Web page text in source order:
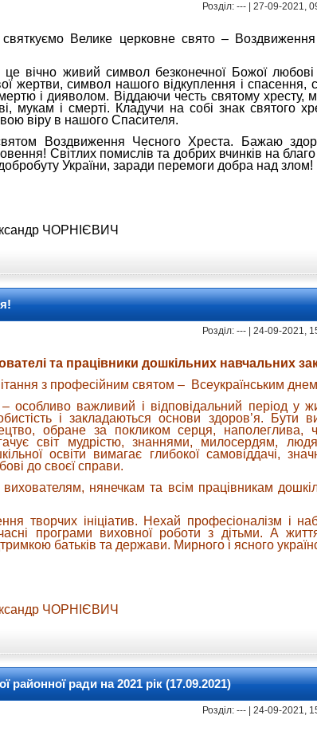
Розділ: --- | 27-09-2021,
Велике церковне свято –
вічно живий символ безконечної Божої
жертви, символ нашого відкуплення і спасення,
і дияволом. Віддаючи честь святому хресту,
мукам і смерті. Кладучи на собі знак святого
віру в нашого Спасителя.
Воздвиження Чесного Хреста. Бажаю
Світлих помислів та добрих вчинків на благо
України, заради перемоги добра над злом!
ЧОРНІЄВИЧ
Розділ: --- | 24-09-2021,
та працівники дошкільних навчальних
з професійним святом – Всеукраїнським
особливо важливий і відповідальний період у
і закладаються основи здоров’я. Бути
обране за покликом серця, наполеглива,
світ мудрістю, знаннями, милосердям,
освіти вимагає глибокої самовіддачі,
до своєї справи.
нянечкам та всім працівникам
творчих ініціатив. Нехай професіоналізм і
програми виховної роботи з дітьми. А
батьків та держави. Мирного і ясного
ЧОРНІЄВИЧ
ради на 2021 рік (17.09.2021)
Розділ: --- | 24-09-2021,